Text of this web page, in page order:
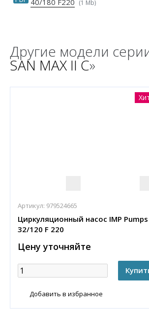
(1 Mb)
Другие модели
SAN MAX II C»
Артикул: 979524665
Циркуляционный насос IMP Pumps
32/120 F 220
Цену уточняйте
Добавить в избранное